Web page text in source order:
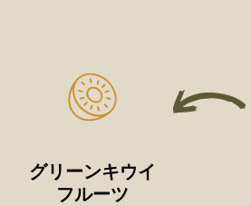
グリーンキウイ
フルーツ